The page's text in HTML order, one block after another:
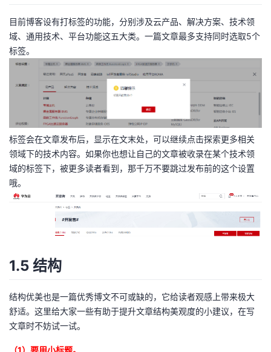
目前博客设有打标签的功能，分别涉及云产品、解决方案、技术领
域、通用技术、平台功能这五大类。一篇文章最多支持同时选取5个
标签。
标签会在文章发布后，显示在文末处，可以继续点击探索更多相关
领域下的技术内容。如果你也想让自己的文章被收录在某个技术领
域的标签下，被更多读者看到，那千万不要跳过发布前的这个设置
哦。
1.5 结构
结构优美也是一篇优秀博文不可或缺的，它给读者观感上带来极大
舒适。这里给大家一些有助于提升文章结构美观度的小建议，在写
文章时不妨试一试。